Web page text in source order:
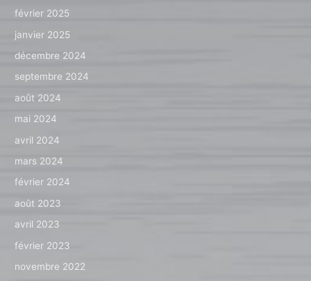
février 2025
janvier 2025
décembre 2024
septembre 2024
août 2024
mai 2024
avril 2024
mars 2024
février 2024
août 2023
avril 2023
février 2023
novembre 2022